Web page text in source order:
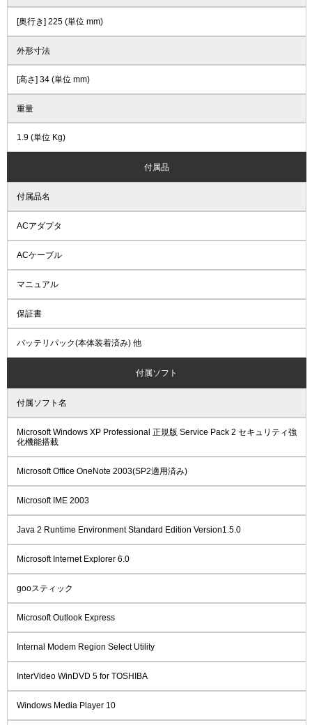
[奥行き] 225 (単位 mm)
外形寸法
[高さ] 34 (単位 mm)
重量
1.9 (単位 Kg)
付属品
付属品名
ACアダプタ
ACケーブル
マニュアル
保証書
バッテリパック(本体装着済み) 他
付属ソフト
付属ソフト名
Microsoft Windows XP Professional 正規版 Service Pack 2 セキュリティ強
化機能搭載
Microsoft Office OneNote 2003(SP2適用済み)
Microsoft IME 2003
Java 2 Runtime Environment Standard Edition Version1.5.0
Microsoft Internet Explorer 6.0
gooスティック
Microsoft Outlook Express
Internal Modem Region Select Utility
InterVideo WinDVD 5 for TOSHIBA
Windows Media Player 10